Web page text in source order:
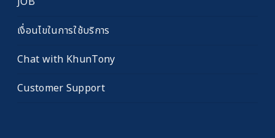
เงื่อนไขในการใช้บริการ
Chat with KhunTony
Customer Support